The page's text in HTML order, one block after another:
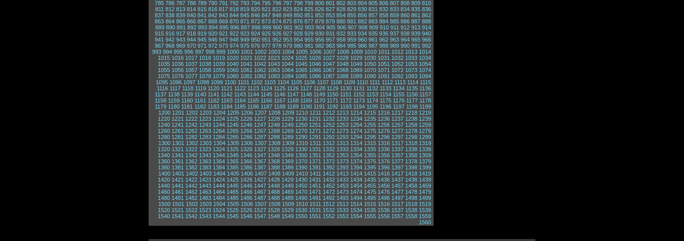
785 786 787 788 789 790 791 792 793 794 795 796 797 798 799 800 801 802 803 804 805 806 807 808 809 810
811 812 813 814 815 816 817 818 819 820 821 822 823 824 825 826 827 828 829 830 831 832 833 834 835 836
837 838 839 840 841 842 843 844 845 846 847 848 849 850 851 852 853 854 855 856 857 858 859 860 861 862
863 864 865 866 867 868 869 870 871 872 873 874 875 876 877 878 879 880 881 882 883 884 885 886 887 888
889 890 891 892 893 894 895 896 897 898 899 900 901 902 903 904 905 906 907 908 909 910 911 912 913 914
915 916 917 918 919 920 921 922 923 924 925 926 927 928 929 930 931 932 933 934 935 936 937 938 939 940
941 942 943 944 945 946 947 948 949 950 951 952 953 954 955 956 957 958 959 960 961 962 963 964 965 966
967 968 969 970 971 972 973 974 975 976 977 978 979 980 981 982 983 984 985 986 987 988 989 990 991 992
993 994 995 996 997 998 999 1000 1001 1002 1003 1004 1005 1006 1007 1008 1009 1010 1011 1012 1013 1014
1015 1016 1017 1018 1019 1020 1021 1022 1023 1024 1025 1026 1027 1028 1029 1030 1031 1032 1033 1034
1035 1036 1037 1038 1039 1040 1041 1042 1043 1044 1045 1046 1047 1048 1049 1050 1051 1052 1053 1054
1055 1056 1057 1058 1059 1060 1061 1062 1063 1064 1065 1066 1067 1068 1069 1070 1071 1072 1073 1074
1075 1076 1077 1078 1079 1080 1081 1082 1083 1084 1085 1086 1087 1088 1089 1090 1091 1092 1093 1094
1095 1096 1097 1098 1099 1100 1101 1102 1103 1104 1105 1106 1107 1108 1109 1110 1111 1112 1113 1114 1115
1116 1117 1118 1119 1120 1121 1122 1123 1124 1125 1126 1127 1128 1129 1130 1131 1132 1133 1134 1135 1136
1137 1138 1139 1140 1141 1142 1143 1144 1145 1146 1147 1148 1149 1150 1151 1152 1153 1154 1155 1156 1157
1158 1159 1160 1161 1162 1163 1164 1165 1166 1167 1168 1169 1170 1171 1172 1173 1174 1175 1176 1177 1178
1179 1180 1181 1182 1183 1184 1185 1186 1187 1188 1189 1190 1191 1192 1193 1194 1195 1196 1197 1198 1199
1200 1201 1202 1203 1204 1205 1206 1207 1208 1209 1210 1211 1212 1213 1214 1215 1216 1217 1218 1219
1220 1221 1222 1223 1224 1225 1226 1227 1228 1229 1230 1231 1232 1233 1234 1235 1236 1237 1238 1239
1240 1241 1242 1243 1244 1245 1246 1247 1248 1249 1250 1251 1252 1253 1254 1255 1256 1257 1258 1259
1260 1261 1262 1263 1264 1265 1266 1267 1268 1269 1270 1271 1272 1273 1274 1275 1276 1277 1278 1279
1280 1281 1282 1283 1284 1285 1286 1287 1288 1289 1290 1291 1292 1293 1294 1295 1296 1297 1298 1299
1300 1301 1302 1303 1304 1305 1306 1307 1308 1309 1310 1311 1312 1313 1314 1315 1316 1317 1318 1319
1320 1321 1322 1323 1324 1325 1326 1327 1328 1329 1330 1331 1332 1333 1334 1335 1336 1337 1338 1339
1340 1341 1342 1343 1344 1345 1346 1347 1348 1349 1350 1351 1352 1353 1354 1355 1356 1357 1358 1359
1360 1361 1362 1363 1364 1365 1366 1367 1368 1369 1370 1371 1372 1373 1374 1375 1376 1377 1378 1379
1380 1381 1382 1383 1384 1385 1386 1387 1388 1389 1390 1391 1392 1393 1394 1395 1396 1397 1398 1399
1400 1401 1402 1403 1404 1405 1406 1407 1408 1409 1410 1411 1412 1413 1414 1415 1416 1417 1418 1419
1420 1421 1422 1423 1424 1425 1426 1427 1428 1429 1430 1431 1432 1433 1434 1435 1436 1437 1438 1439
1440 1441 1442 1443 1444 1445 1446 1447 1448 1449 1450 1451 1452 1453 1454 1455 1456 1457 1458 1459
1460 1461 1462 1463 1464 1465 1466 1467 1468 1469 1470 1471 1472 1473 1474 1475 1476 1477 1478 1479
1480 1481 1482 1483 1484 1485 1486 1487 1488 1489 1490 1491 1492 1493 1494 1495 1496 1497 1498 1499
1500 1501 1502 1503 1504 1505 1506 1507 1508 1509 1510 1511 1512 1513 1514 1515 1516 1517 1518 1519
1520 1521 1522 1523 1524 1525 1526 1527 1528 1529 1530 1531 1532 1533 1534 1535 1536 1537 1538 1539
1540 1541 1542 1543 1544 1545 1546 1547 1548 1549 1550 1551 1552 1553 1554 1555 1556 1557 1558 1559
1560